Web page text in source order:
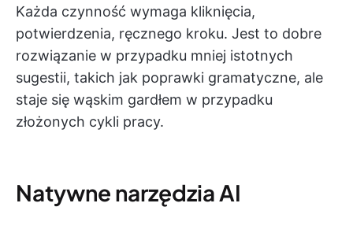
Każda czynność wymaga kliknięcia,
potwierdzenia, ręcznego kroku. Jest to dobre
rozwiązanie w przypadku mniej istotnych
sugestii, takich jak poprawki gramatyczne, ale
staje się wąskim gardłem w przypadku
złożonych cykli pracy.
Natywne narzędzia AI